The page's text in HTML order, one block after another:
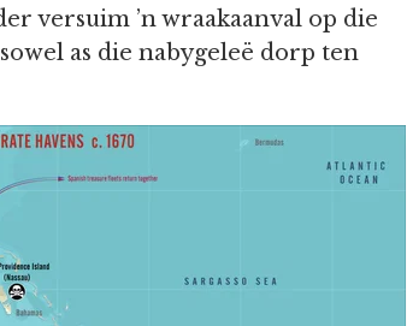
versuim ’n wraakaanval op die
as die nabygeleë dorp ten